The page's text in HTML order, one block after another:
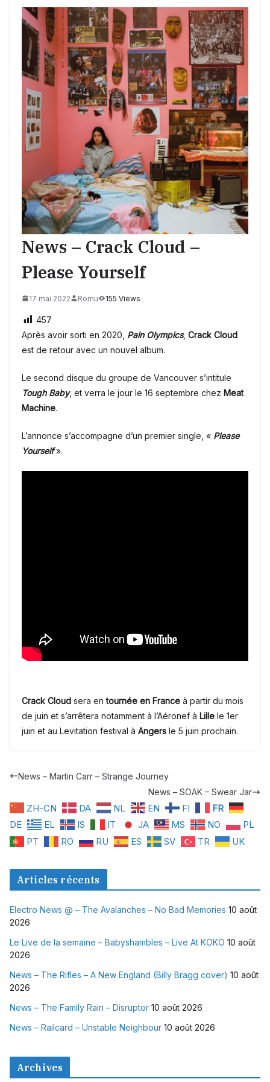
News – Crack Cloud –
Please Yourself
17 mai 2022 Romu 155 Views
457
Après avoir sorti en 2020, Pain Olympics, Crack Cloud
est de retour avec un nouvel album.
Le second disque du groupe de Vancouver s’intitule
Tough Baby, et verra le jour le 16 septembre chez Meat
Machine.
L’annonce s’accompagne d’un premier single, « Please
Yourself ».
Crack Cloud sera entournée en France à partir du mois
de juin et s’arrêtera notamment à l’Aéronef à Lille le 1er
juin et au Levitation festival à Angers le 5 juin prochain.
News – Martin Carr – Strange Journey
News – SOAK – Swear Jar
ZH-CN DA NL EN FI
FR
DE
EL IS IT JA MS NO
PL
PT
RO RU ES SV TR UK
Articles récents
Electro News @ – The Avalanches – No Bad Memories 10 août
2026
Le Live de la semaine – Babyshambles – Live At KOKO 10 août
2026
News – The Rifles – A New England (Billy Bragg cover) 10 août
2026
News – The Family Rain – Disruptor 10 août 2026
News – Railcard – Unstable Neighbour 10 août 2026
Archives